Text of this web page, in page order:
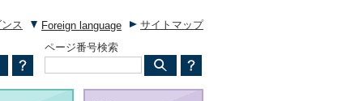
ス Foreign language
サイトマップ
ページ番号検索